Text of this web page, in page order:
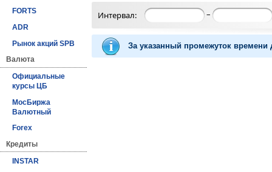
FORTS
ADR
Рынок акций SPB
Валюта
Официальные
курсы ЦБ
МосБиржа
Валютный
Forex
Кредиты
INSTAR
Интервал: –
За указанный промежуток времени